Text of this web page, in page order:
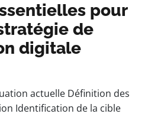
pour
de
digitale
actuelle Définition des
Identification de la cible